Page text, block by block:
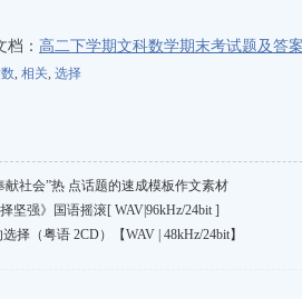
： 高二下学期文科数学期末考试题及答
, 相关, 选择
献社会”热 点话题的速成模板作文素材
坚强》国语摇滚[ WAV|96kHz/24bit ]
择（粤语 2CD）【WAV | 48kHz/24bit】